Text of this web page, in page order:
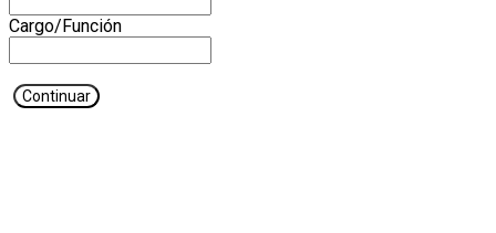
Cargo/Función
Continuar